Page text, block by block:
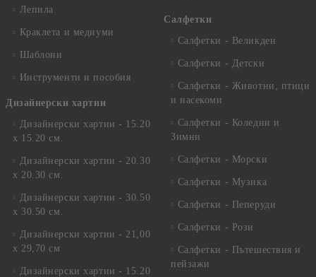
Лепила
Краклета и медиуми
Шаблони
Инструменти и пособия
Дизайнерски хартии
Дизайнерски хартии - 15.20
х 15.20 см.
Дизайнерски хартии - 20.30
х 20.30 см.
Дизайнерски хартии - 30.50
х 30.50 см.
Дизайнерски хартии - 21,00
х 29,70 см
Дизайнерски хартии - 15.20
Салфетки
Салфетки - Великден
Салфетки - Детски
Салфетки - Животни, птици
и насекоми
Салфетки - Коледни и
Зимни
Салфетки - Морски
Салфетки - Музика
Салфетки - Пеперуди
Салфетки - Рози
Салфетки - Пътешествия и
пейзажи